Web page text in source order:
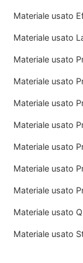
Materiale usato
Materiale usato
Materiale usato
Materiale usato
Materiale usato
Materiale usato
Materiale usato
Materiale usato
Materiale usato
Materiale usato
Materiale usato